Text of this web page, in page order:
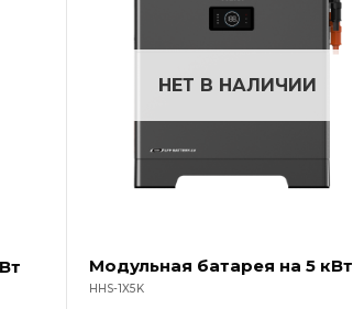
НЕТ В НАЛИЧИИ
Модульная батарея на 5 кВт
HHS-1X5K